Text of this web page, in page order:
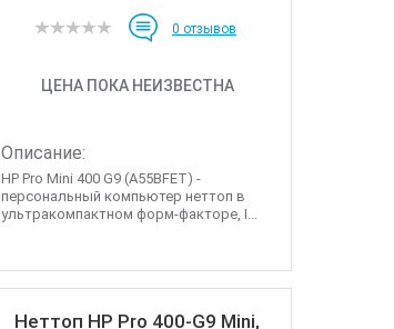
0 отзывов
ЦЕНА ПОКА НЕИЗВЕСТНА
Описание:
HP Pro Mini 400 G9 (A55BFET) -
персональный компьютер неттоп в
ультракомпактном форм-факторе, I...
Неттоп HP Pro 400-G9 Mini,